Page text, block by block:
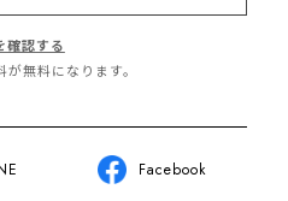
確認する
無料になります。
Facebook